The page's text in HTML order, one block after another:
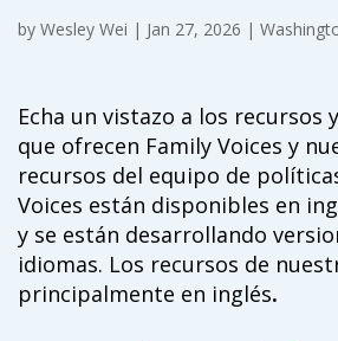
by Wesley Wei | Jan 27, 2026 |
Echa un vistazo a los recursos
que ofrecen Family Voices y
recursos del equipo de
Voices están disponibles en
y se están desarrollando
idiomas. Los recursos de
principalmente en inglés.
Quick
$100 $50
Match
donation
Match my donation through the "Close
campaign*